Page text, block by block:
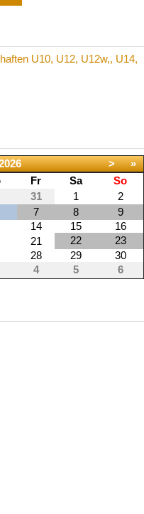
U10, U12, U12w,, U14,
>
»
Fr Sa
So
31 1
2
7 8
9
14 15
16
21 22
23
28 29
30
4 5 6